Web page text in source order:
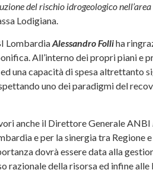
del rischio idrogeologico
Lodigiana.
LombardiaAlessandro Folliha
All’interno dei propri piani e
una capacità di spesa altrettanto
uno dei paradigmi del
anche il Direttore Generale ANBI
e per la sinergia tra Regione
dovrà essere data alla
razionale della risorsa ed infine